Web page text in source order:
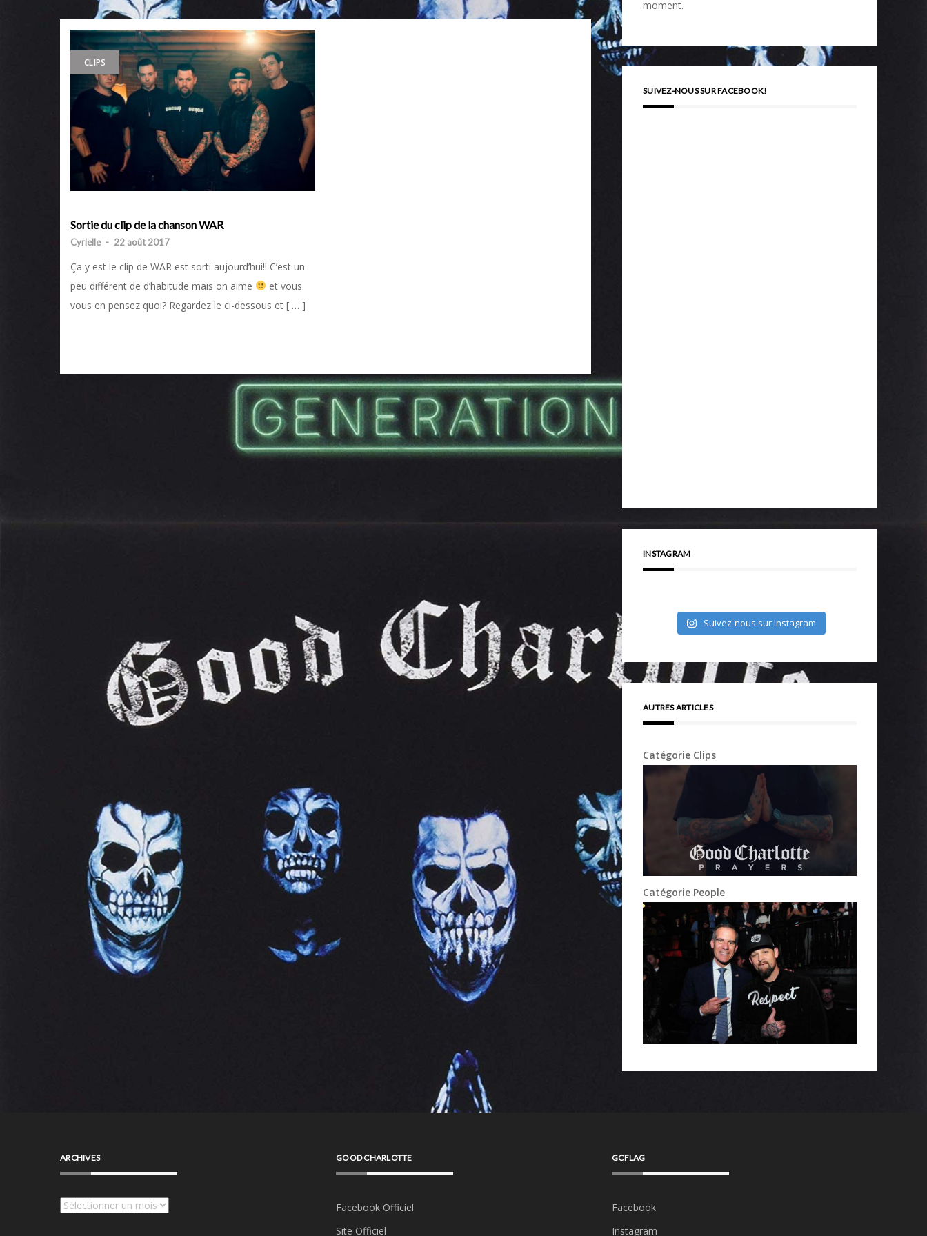
CLIPS
Sortie du clip de la chanson WAR
Cyrielle - 22 août 2017
Ça y est le clip de WAR est sorti aujourd’hui!! C’est un
peu différent de d’habitude mais on aime
et vous
vous en pensez quoi? Regardez le ci-dessous et [ … ]
moment.
SUIVEZ-NOUS SUR FACEBOOK!
INSTAGRAM
Suivez-nous sur Instagram
AUTRES ARTICLES
Catégorie Clips
Catégorie People
ARCHIVES
Archives
GOOD CHARLOTTE
Facebook Officiel
Site Officiel
GCFLAG
Facebook
Instagram